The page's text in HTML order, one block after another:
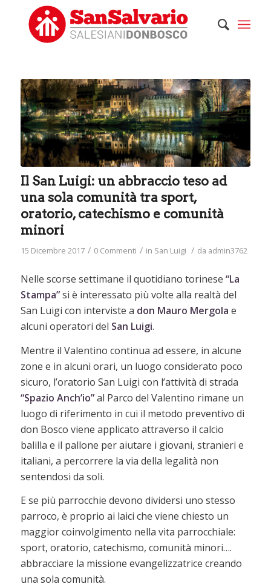
Il San Luigi: un abbraccio teso ad
una sola comunità tra sport,
oratorio, catechismo e comunità
minori
15 Dicembre 2017 / 0 Commenti / in San Luigi / da admin3762
Nelle scorse settimane il quotidiano torinese “La
Stampa”si è interessato più volte alla realtà del
San Luigi con interviste a don Mauro Mergola e
alcuni operatori del San Luigi.
Mentre il Valentino continua ad essere, in alcune
zone e in alcuni orari, un luogo considerato poco
sicuro, l’oratorio San Luigi con l’attività di strada
“Spazio Anch’io”al Parco del Valentino rimane un
luogo di riferimento in cui il metodo preventivo di
don Bosco viene applicato attraverso il calcio
balilla e il pallone per aiutare i giovani, stranieri e
italiani, a percorrere la via della legalità non
sentendosi da soli.
E se più parrocchie devono dividersi uno stesso
parroco, è proprio ai laici che viene chiesto un
maggior coinvolgimento nella vita parrocchiale:
sport, oratorio, catechismo, comunità minori….
abbracciare la missione evangelizzatrice creando
una sola comunità.